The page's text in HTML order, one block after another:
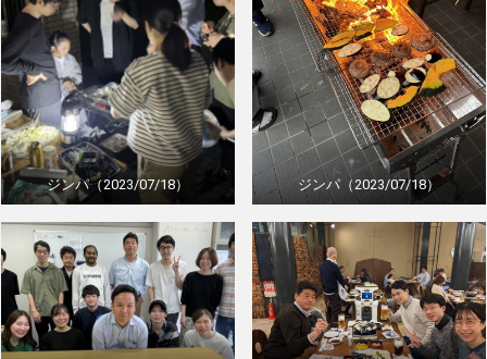
ジンパ（2023/07/18） ジンパ（2023/07/18）